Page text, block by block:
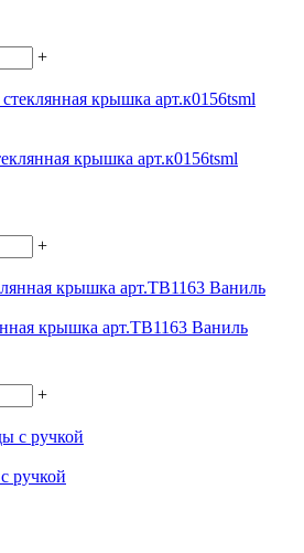
+
крышка арт.к0156tsml
+
крышка арт.ТВ1163 Ваниль
+
ручкой